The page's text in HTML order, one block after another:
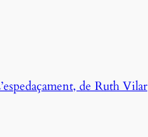
de Ruth Vilar